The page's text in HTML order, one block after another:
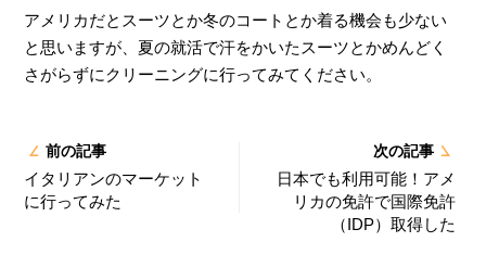
アメリカだとスーツとか冬のコートとか着る機会も少ない
と思いますが、夏の就活で汗をかいたスーツとかめんどく
さがらずにクリーニングに行ってみてください。
前の記事
イタリアンのマーケット
に行ってみた
次の記事
日本でも利用可能！アメ
リカの免許で国際免許
（IDP）取得した